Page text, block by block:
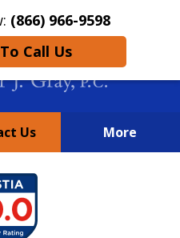
(866) 966-9598
Call Us
Us More
Lawyers
INVESTOR
2004